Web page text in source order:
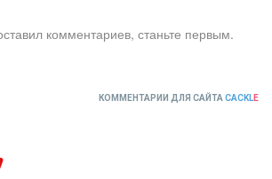
комментариев, станьте первым.
КОММЕНТАРИИ ДЛЯ САЙТА CACKLE